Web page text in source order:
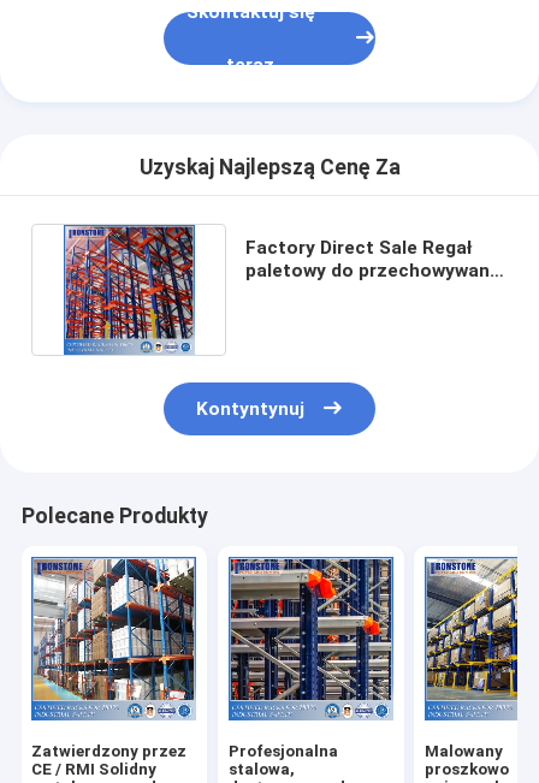
Skontaktuj się
teraz
Uzyskaj Najlepszą Cenę Za
Factory Direct Sale Regał
paletowy do przechowywania
Kontyntynuj
Polecane Produkty
Zatwierdzony przez
CE / RMI Solidny
Profesjonalna
stalowa,
Malowany
proszkowo